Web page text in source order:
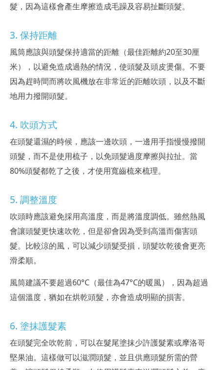
髮，因為這樣會產生摩擦造成毛躁及容易扯斷頭髮。
3. 保持距離
風筒應該與頭髮保持適當的距離（最佳距離約20至30厘
米），以避免造成過熱的情況，使頭髮及頭皮燙傷。不要
因為趕時間而將吹風機放在非常近的距離吹頭，以及不斷
地用力撥開頭髮。
4. 吹頭方式
在頭髮還濕的時候，應該一邊吹頭，一邊用手指慢慢撥開
頭髮，而不是使用梳子，以免頭髮過度摩擦與拉扯。當
80%頭髮都乾了之後，才使用寬齒梳來梳理。
5. 調整溫度
吹頭時應該避免採用高溫度，而是將溫度調低。雖然熱風
會讓頭髮更快速吹乾，但是卻會因為受到高溫而傷害頭
髮。比較涼的風，可以減少頭髮受損，頭髮吹乾後會更亮
滑柔順。
風筒建議不要超過60°C（最佳為47°C的暖風），因為超過
這個溫度，猶如在烘乾頭髮，亦會造成明顯的損害。
6. 塗抹護髮素
在頭髮完全吹乾前，可以在髮尾塗抹少許護髮素或摩洛哥
堅果油。這樣做可以滋潤頭髮，並且供應頭髮所需的營